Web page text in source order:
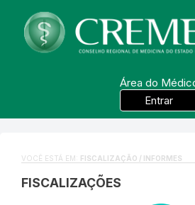
Área do
Entrar
VOCÊ ESTÁ EM: FISCALIZAÇÃO / INFORMES
FISCALIZAÇÕES